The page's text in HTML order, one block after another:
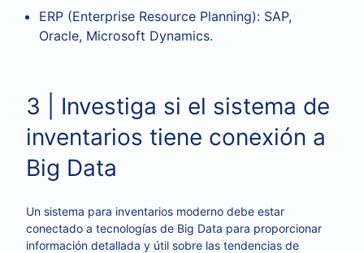
ERP (Enterprise Resource Planning): SAP,
Oracle, Microsoft Dynamics.
3 | Investiga si el sistema de
inventarios tiene conexión a
Big Data
Un sistema para inventarios moderno debe estar
conectado a tecnologías de Big Data para proporcionar
información detallada y útil sobre las tendencias de